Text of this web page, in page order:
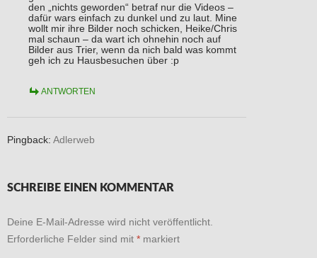
den „nichts geworden“ betraf nur die Videos –
dafür wars einfach zu dunkel und zu laut. Mine
wollt mir ihre Bilder noch schicken, Heike/Chris
mal schaun – da wart ich ohnehin noch auf
Bilder aus Trier, wenn da nich bald was kommt
geh ich zu Hausbesuchen über :p
ANTWORTEN
Pingback: Adlerweb
SCHREIBE EINEN KOMMENTAR
Deine E-Mail-Adresse wird nicht veröffentlicht.
Erforderliche Felder sind mit * markiert